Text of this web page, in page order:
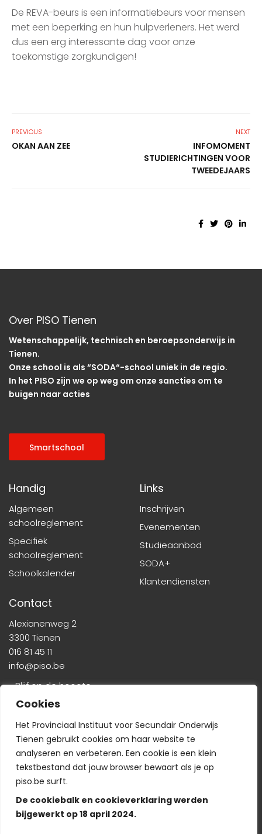
Cookies
Het Provinciaal Instituut voor Secundair Onderwijs
Tienen gebruikt cookies om haar website te
analyseren en verbeteren. Een cookie is een klein
tekstbestand dat jouw browser bewaart als je op
piso.be surft.
De cookiebalk en cookieverklaring werden
bijgewerkt op 18 april 2024.
De REVA-beurs is een informatiebeurs voor mensen
met een beperking en hun hulpverleners. Het werd
dus een erg interessante dag voor onze
toekomstige zorgkundigen!
PREVIOUS
OKAN AAN ZEE
NEXT
INFOMOMENT
STUDIERICHTINGEN VOOR
TWEEDEJAARS
Over PISO Tienen
Wetenschappelijk, technisch en beroepsonderwijs in
Tienen.
Onze school is als “SODA“-school uniek in de regio.
In het PISO zijn we op weg om onze sancties om te
buigen naar acties
Smartschool
Handig
Algemeen
schoolreglement
Specifiek
schoolreglement
Schoolkalender
Links
Inschrijven
Evenementen
Studieaanbod
SODA+
Klantendiensten
Contact
Alexianenweg 2
3300 Tienen
016 81 45 11
info@piso.be
» Blijf op de hoogte
Veelgestelde vragen